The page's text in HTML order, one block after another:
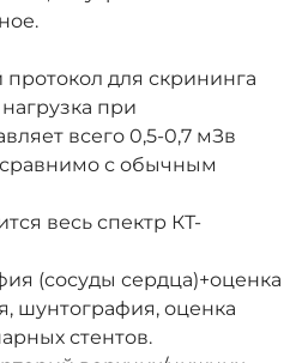
для скрининга
при
всего 0,5-0,7 мЗв
сравнимо с обычным
весь спектр КТ-
(сосуды сердца)+оценка
шунтография, оценка
стентов.